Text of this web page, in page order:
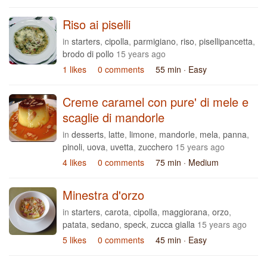
Riso ai piselli
in starters, cipolla, parmigiano, riso, pisellipancetta,
brodo di pollo 15 years ago
1 likes
0 comments 55 min · Easy
Creme caramel con pure' di mele e
scaglie di mandorle
in desserts, latte, limone, mandorle, mela, panna,
pinoli, uova, uvetta, zucchero 15 years ago
4 likes
0 comments 75 min · Medium
Minestra d'orzo
in starters, carota, cipolla, maggiorana, orzo,
patata, sedano, speck, zucca gialla 15 years ago
5 likes
0 comments 45 min · Easy